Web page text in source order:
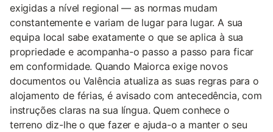
exigidas a nível regional — as normas mudam
constantemente e variam de lugar para lugar. A sua
equipa local sabe exatamente o que se aplica à sua
propriedade e acompanha-o passo a passo para ficar
em conformidade. Quando Maiorca exige novos
documentos ou Valência atualiza as suas regras para o
alojamento de férias, é avisado com antecedência, com
instruções claras na sua língua. Quem conhece o
terreno diz-lhe o que fazer e ajuda-o a manter o seu